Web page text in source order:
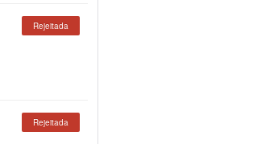
Rejeitada
Rejeitada